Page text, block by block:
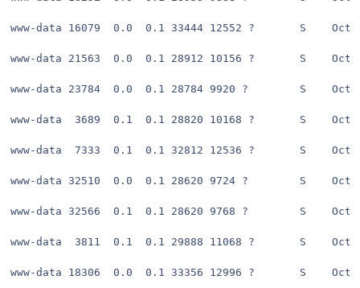
www-data 16079  0.0  0.1 33444 12552 ?       S
www-data 21563  0.0  0.1 28912 10156 ?       S
www-data 23784  0.0  0.1 28784 9920 ?        S
www-data  3689  0.1  0.1 28820 10168 ?       S
www-data  7333  0.1  0.1 32812 12536 ?       S
www-data 32510  0.0  0.1 28620 9724 ?        S
www-data 32566  0.1  0.1 28620 9768 ?        S
www-data  3811  0.1  0.1 29888 11068 ?       S
www-data 18306  0.0  0.1 33356 12996 ?       S